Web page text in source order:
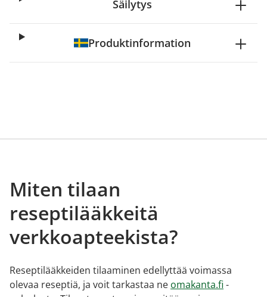
Säilytys
Produktinformation
Miten tilaan
reseptilääkkeitä
verkkoapteekista?
Reseptilääkkeiden tilaaminen edellyttää voimassa
olevaa reseptiä, ja voit tarkastaa ne omakanta.fi -